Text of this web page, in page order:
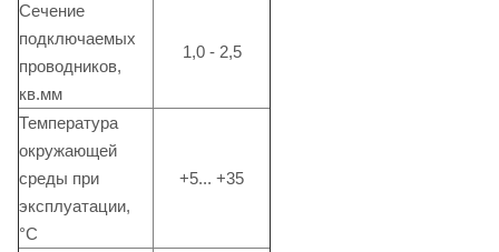
Сечение
подключаемых
проводников,
кв.мм
1,0 - 2,5
Температура
окружающей
среды при
эксплуатации,
°C
+5... +35